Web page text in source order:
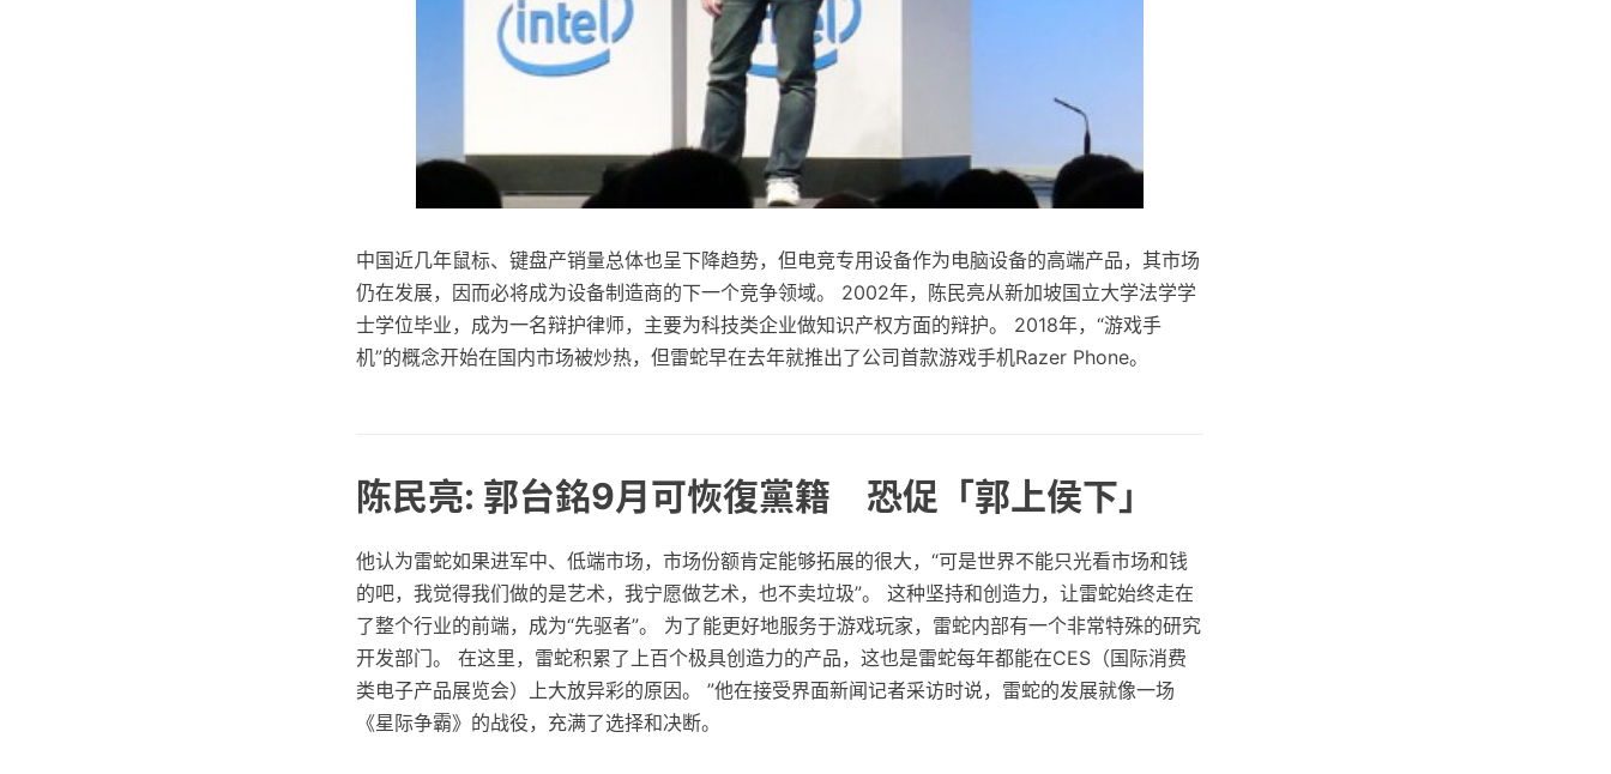
中国近几年鼠标、键盘产销量总体也呈下降趋势，但电竞专用设备作为电脑设备的高端产品，其市场
仍在发展，因而必将成为设备制造商的下一个竞争领域。 2002年，陈民亮从新加坡国立大学法学学
士学位毕业，成为一名辩护律师，主要为科技类企业做知识产权方面的辩护。 2018年，“游戏手
机”的概念开始在国内市场被炒热，但雷蛇早在去年就推出了公司首款游戏手机Razer Phone。
陈民亮: 郭台銘9月可恢復黨籍 恐促「郭上侯下」
他认为雷蛇如果进军中、低端市场，市场份额肯定能够拓展的很大，“可是世界不能只光看市场和钱
的吧，我觉得我们做的是艺术，我宁愿做艺术，也不卖垃圾”。 这种坚持和创造力，让雷蛇始终走在
了整个行业的前端，成为“先驱者”。 为了能更好地服务于游戏玩家，雷蛇内部有一个非常特殊的研究
开发部门。 在这里，雷蛇积累了上百个极具创造力的产品，这也是雷蛇每年都能在CES（国际消费
类电子产品展览会）上大放异彩的原因。 ”他在接受界面新闻记者采访时说，雷蛇的发展就像一场
《星际争霸》的战役，充满了选择和决断。